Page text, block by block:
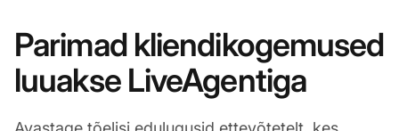
Parimad kliendikogemused
luuakse LiveAgentiga